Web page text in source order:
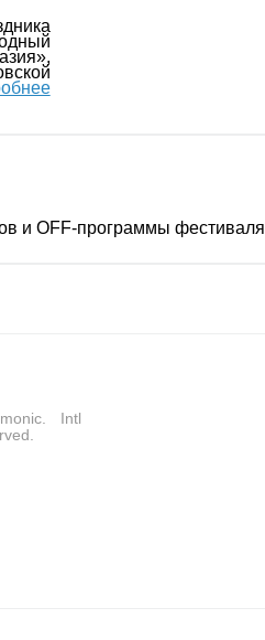
и OFF-программы фестиваля
Intl